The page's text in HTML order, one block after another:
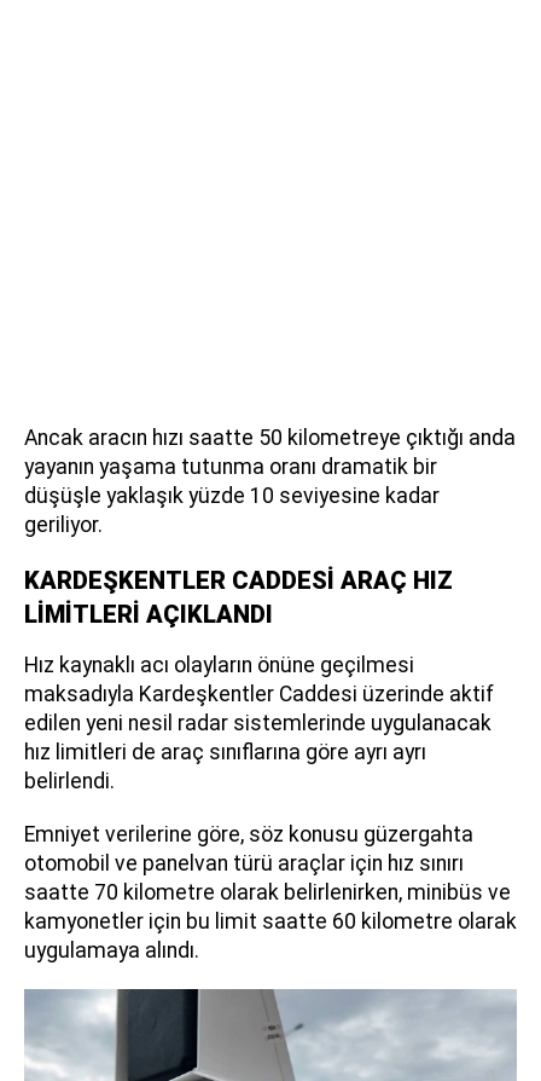
Ancak aracın hızı saatte 50 kilometreye çıktığı anda
yayanın yaşama tutunma oranı dramatik bir
düşüşle yaklaşık yüzde 10 seviyesine kadar
geriliyor.
KARDEŞKENTLER CADDESİ ARAÇ HIZ
LİMİTLERİ AÇIKLANDI
Hız kaynaklı acı olayların önüne geçilmesi
maksadıyla Kardeşkentler Caddesi üzerinde aktif
edilen yeni nesil radar sistemlerinde uygulanacak
hız limitleri de araç sınıflarına göre ayrı ayrı
belirlendi.
Emniyet verilerine göre, söz konusu güzergahta
otomobil ve panelvan türü araçlar için hız sınırı
saatte 70 kilometre olarak belirlenirken, minibüs ve
kamyonetler için bu limit saatte 60 kilometre olarak
uygulamaya alındı.